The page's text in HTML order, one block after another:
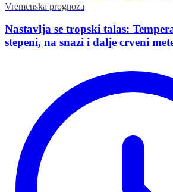
Vremenska prognoza
Nastavlja se tropski talas:
stepeni, na snazi i dalje crveni